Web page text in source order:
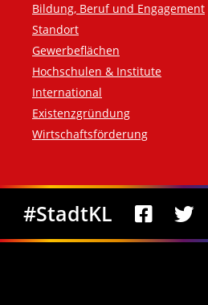
Bildung, Beruf und Engagement
Standort
Gewerbeflächen
Hochschulen & Institute
International
Existenzgründung
Wirtschaftsförderung
Social Media
#StadtKL